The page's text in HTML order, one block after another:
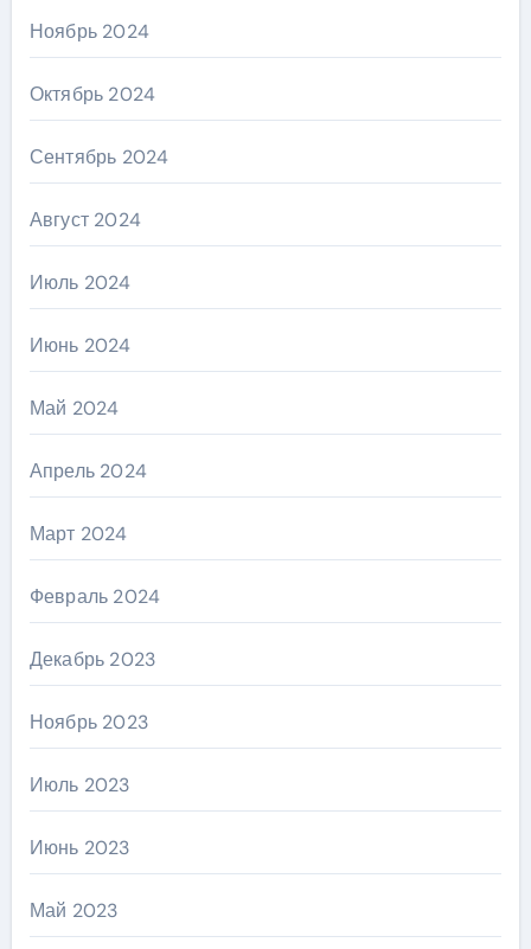
Ноябрь 2024
Октябрь 2024
Сентябрь 2024
Август 2024
Июль 2024
Июнь 2024
Май 2024
Апрель 2024
Март 2024
Февраль 2024
Декабрь 2023
Ноябрь 2023
Июль 2023
Июнь 2023
Май 2023